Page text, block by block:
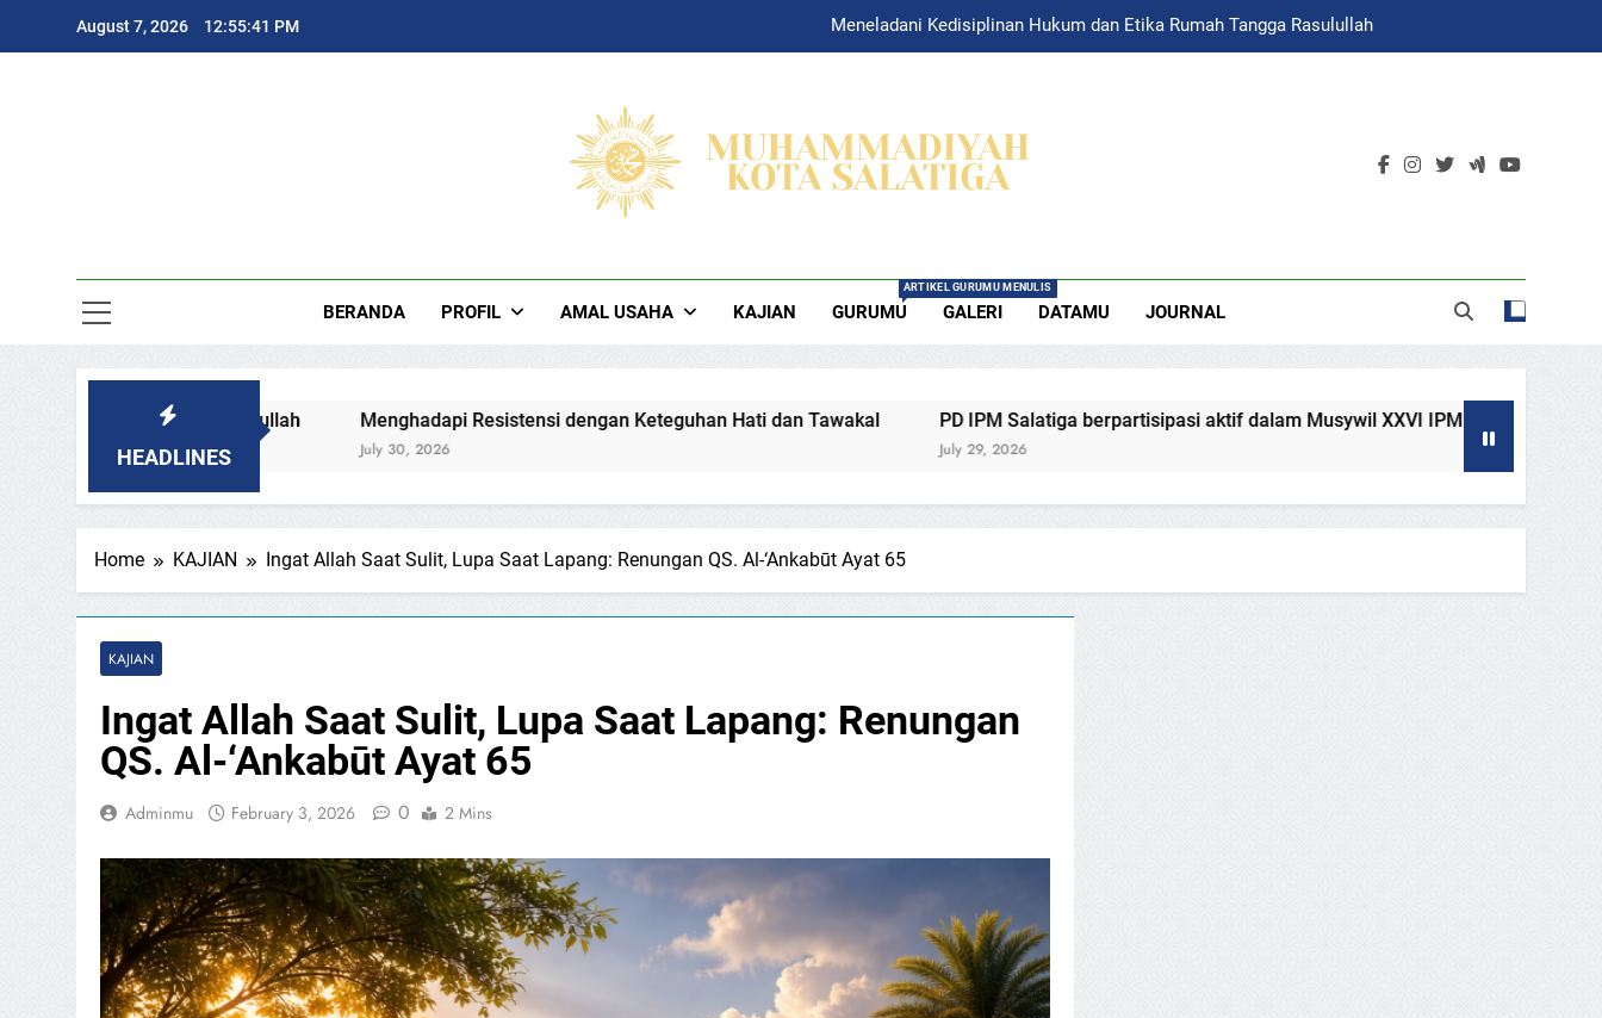
August 7, 2026 12:55:42 PM Meneladani Kedisiplinan Hukum dan Etika Rumah Tangga Rasulullah
BERANDA PROFIL AMAL USAHA KAJIAN GURUMU
ARTIKEL GURUMU MENULIS
GALERI DATAMU JOURNAL
HEADLINES
Menghadapi Resistensi dengan Keteguhan Hati dan Tawakal
July 30, 2026
PD IPM Salatiga berpartisipasi aktif dalam Musywil XXVI IPM Jawa Tengah Menjemput Spirit
July 28, 2026
Home KAJIAN Ingat Allah Saat Sulit, Lupa Saat Lapang: Renungan QS. Al-‘Ankabūt Ayat 65
KAJIAN
Ingat Allah Saat Sulit, Lupa Saat Lapang: Renungan
QS. Al-‘Ankabūt Ayat 65
Adminmu February 3, 2026 0 2 Mins